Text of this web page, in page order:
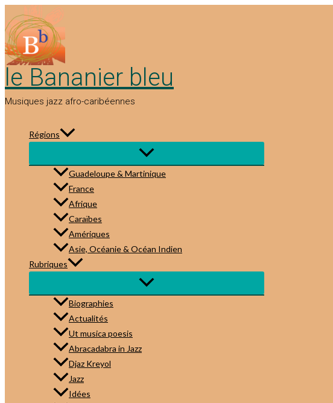
au
contenu
le Bananier bleu
Musiques jazz afro-caribéennes
Régions
Guadeloupe & Martinique
France
Afrique
Caraïbes
Amériques
Asie, Océanie & Océan Indien
Rubriques
Biographies
Actualités
Ut musica poesis
Abracadabra in Jazz
Djaz Kreyol
Jazz
Idées